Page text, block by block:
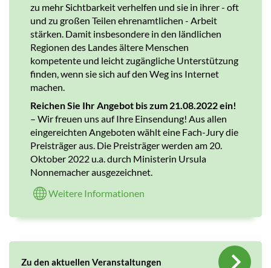
zu mehr Sichtbarkeit verhelfen und sie in ihrer - oft
und zu großen Teilen ehrenamtlichen - Arbeit
stärken. Damit insbesondere in den ländlichen
Regionen des Landes ältere Menschen
kompetente und leicht zugängliche Unterstützung
finden, wenn sie sich auf den Weg ins Internet
machen.
Reichen Sie Ihr Angebot bis zum 21.08.2022 ein!
– Wir freuen uns auf Ihre Einsendung! Aus allen
eingereichten Angeboten wählt eine Fach-Jury die
Preisträger aus. Die Preisträger werden am 20.
Oktober 2022 u.a. durch Ministerin Ursula
Nonnemacher ausgezeichnet.
Weitere Informationen
Zu den aktuellen Veranstaltungen